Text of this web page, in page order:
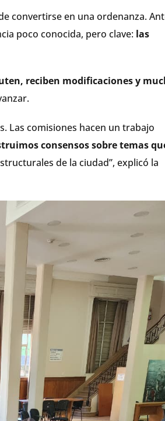
convertirse en una ordenanza.
poco conocida, pero clave: las
reciben modificaciones y
Las comisiones hacen un trabajo
consensos sobre temas
de la ciudad”, explicó la